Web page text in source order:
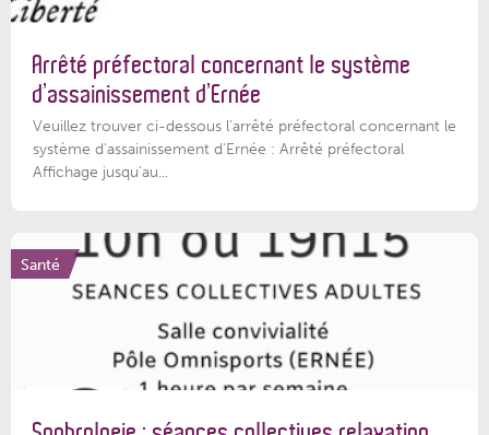
Arrêté préfectoral concernant le système
d’assainissement d’Ernée
Veuillez trouver ci-dessous l’arrêté préfectoral concernant le
système d'assainissement d'Ernée : Arrêté préfectoral
Affichage jusqu'au...
Santé